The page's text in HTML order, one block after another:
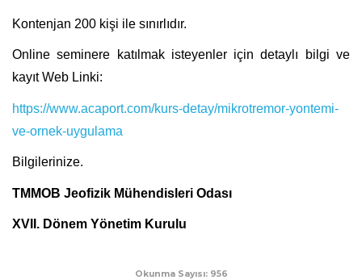
Kontenjan 200 kişi ile sınırlıdır.
Online seminere katılmak isteyenler için detaylı bilgi ve
kayıt Web Linki:
https://www.acaport.com/kurs-detay/mikrotremor-yontemi-
ve-ornek-uygulama
Bilgilerinize.
TMMOB Jeofizik Mühendisleri Odası
XVII. Dönem Yönetim Kurulu
Okunma Sayısı: 956